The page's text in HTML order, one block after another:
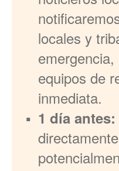
locales y
equipos de
inmediata.
1 día antes: